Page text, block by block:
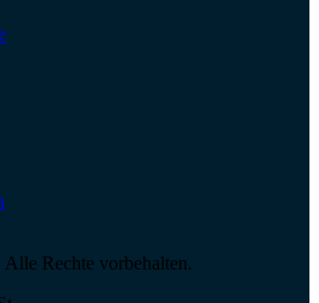
Alle Rechte vorbehalten.